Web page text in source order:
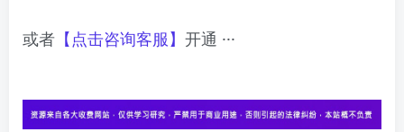
或者 【点击咨询客服】 开通 ···